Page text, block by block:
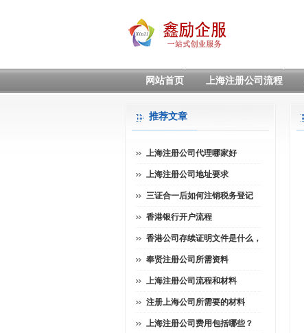
网站首页 上海注册公司流程
推荐文章
上海注册公司代理哪家好
上海注册公司地址要求
三证合一后如何注销税务登记
香港银行开户流程
香港公司存续证明文件是什么，
奉贤注册公司所需资料
上海注册公司流程和材料
注册上海公司所需要的材料
上海注册公司费用包括哪些？